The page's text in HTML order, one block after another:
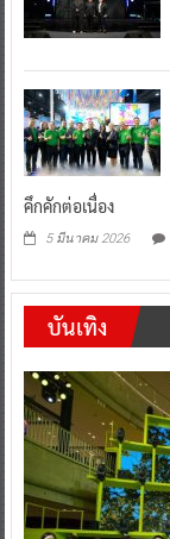
คึกคักต่อเนื่อง
5 มีนาคม 2026
บันเทิง